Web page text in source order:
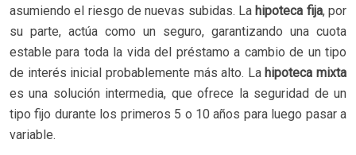
asumiendo el riesgo de nuevas subidas. La hipoteca fija, por
su parte, actúa como un seguro, garantizando una cuota
estable para toda la vida del préstamo a cambio de un tipo
de interés inicial probablemente más alto. La hipoteca mixta
es una solución intermedia, que ofrece la seguridad de un
tipo fijo durante los primeros 5 o 10 años para luego pasar a
variable.